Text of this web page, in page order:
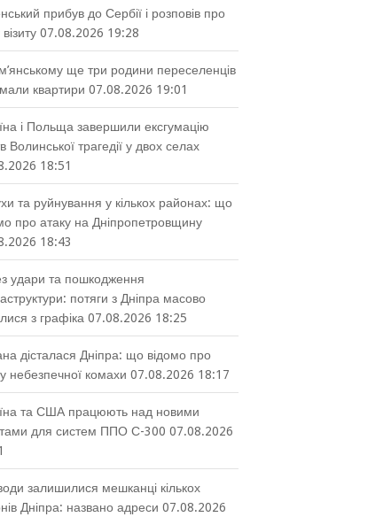
прибув до Сербії і розповів про
07.08.2026 19:28
ще три родини переселенців
квартири 07.08.2026 19:01
і Польща завершили ексгумацію
Волинської трагедії у двох селах
18:51
та руйнування у кількох районах: що
про атаку на Дніпропетровщину
18:43
удари та пошкодження
потяги з Дніпра масово
з графіка 07.08.2026 18:25
дісталася Дніпра: що відомо про
небезпечної комахи 07.08.2026 18:17
та США працюють над новими
для систем ППО С-300 07.08.2026
залишилися мешканці кількох
Дніпра: названо адреси 07.08.2026